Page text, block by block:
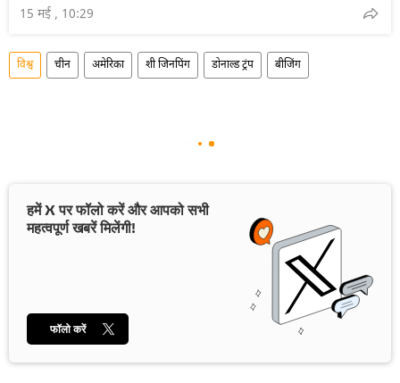
15 मई , 10:29
विश्व चीन अमेरिका शी जिनपिंग डोनाल्ड ट्रंप बीजिंग
हमें X पर फॉलो करें और आपको सभी
महत्वपूर्ण खबरें मिलेंगी!
फॉलो करें